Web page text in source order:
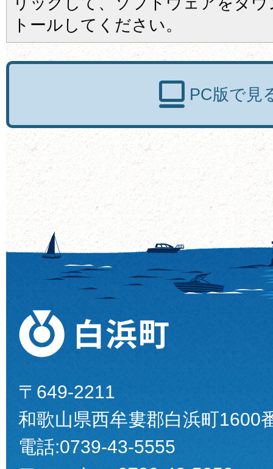
トールしてください。
PC版で見
〒649-2211
和歌山県西牟婁郡白浜町1600
電話:0739-43-5555